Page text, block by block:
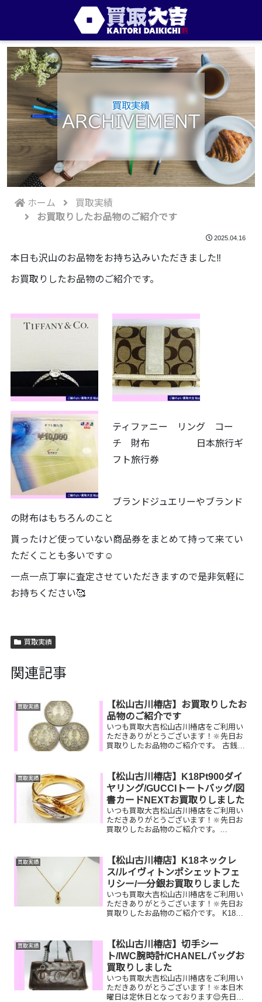
買取実績
ARCHIVEMENT
ホーム
買取実績
お買取りしたお品物のご紹介です
2025.04.16
本日も沢山のお品物をお持ち込みいただきました‼️
お買取りしたお品物のご紹介です。
ティファニー リング コー
チ 財布 日本旅行ギ
フト旅行券
ブランドジュエリーやブランド
の財布はもちろんのこと
貰ったけど使っていない商品券をまとめて持って来てい
ただくことも多いです☺️
一点一点丁寧に査定させていただきますので是非気軽に
お持ちください🥰
買取実績
関連記事
買取実績
【松山古川椿店】お買取りしたお
品物のご紹介です
いつも買取大吉松山古川椿店をご利用い
ただきありがとうございます！🔆先日お
買取りしたお品物のご紹介です。 古銭／
いませんか？そのお品物ぜひ！買取大吉
松山古川椿店にお査...
買取実績
【松山古川椿店】K18Pt900ダイ
ヤリング/GUCCIトートバッグ/図
書カードNEXTお買取りしました
いつも買取大吉松山古川椿店をご利用い
ただきありがとうございます！🔆先日お
買取りしたお品物のご紹介です。
お品物はございませんか？ぜひ買取大吉
松山古川椿店...
買取実績
【松山古川椿店】K18ネックレ
ス/ルイヴィトンポシェットフェ
リシー/一分銀お買取りしました
いつも買取大吉松山古川椿店をご利用い
ただきありがとうございます！🔆先日お
買取りしたお品物のご紹介です。 K18ネ
ございませんか？ぜひ買取大吉松山古川
椿店にお査定させ...
買取実績
【松山古川椿店】切手シー
ト/IWC腕時計/CHANELバッグお
買取りしました
いつも買取大吉松山古川椿店をご利用い
ただきありがとうございます！🔆本日木
曜日は定休日となっております😌先日お